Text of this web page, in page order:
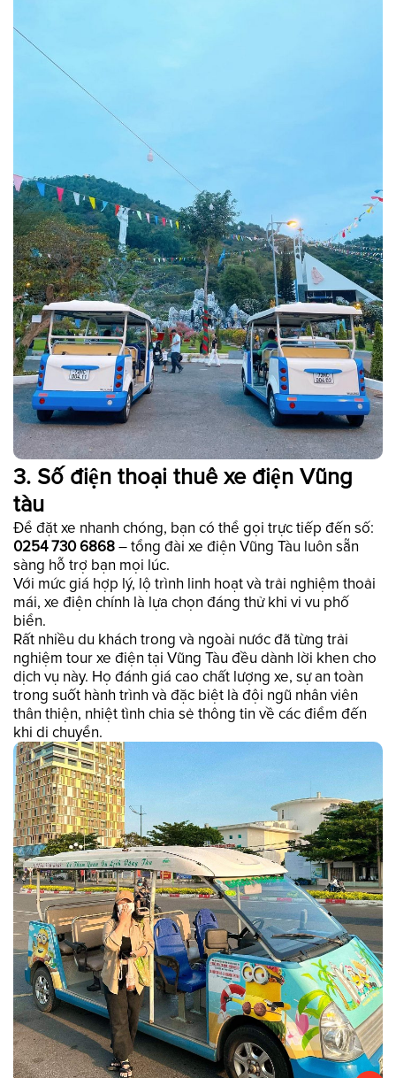
3. Số điện thoại thuê xe điện Vũng
tàu
Để đặt xe nhanh chóng, bạn có thể gọi trực tiếp đến số:
0254 730 6868– tổng đài xe điện Vũng Tàu luôn sẵn
sàng hỗ trợ bạn mọi lúc.
Với mức giá hợp lý, lộ trình linh hoạt và trải nghiệm thoải
mái, xe điện chính là lựa chọn đáng thử khi vi vu phố
biển.
Rất nhiều du khách trong và ngoài nước đã từng trải
nghiệm tour xe điện tại Vũng Tàu đều dành lời khen cho
dịch vụ này. Họ đánh giá cao chất lượng xe, sự an toàn
trong suốt hành trình và đặc biệt là đội ngũ nhân viên
thân thiện, nhiệt tình chia sẻ thông tin về các điểm đến
khi di chuyển.